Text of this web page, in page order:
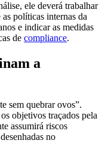
ele deverá trabalhar
políticas internas da
e indicar as medidas
de compliance.
a
sem quebrar ovos”.
objetivos traçados pela
assumirá riscos
no